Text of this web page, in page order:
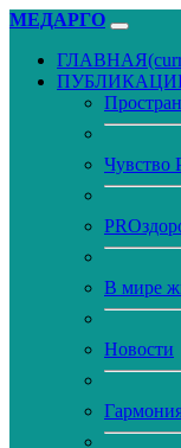
МЕДАРГО
ГЛАВНАЯ
Чувство
В мире
Новости